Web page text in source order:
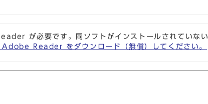
が必要です。同ソフトがインストールされていない
Reader をダウンロード（無償）してください。